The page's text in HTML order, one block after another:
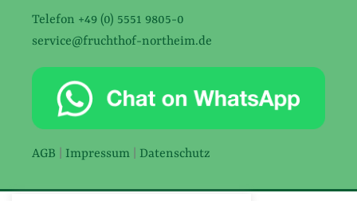
Telefon +49 (0) 5551 9805-0
service@fruchthof-northeim.de
AGB Impressum| Datenschutz